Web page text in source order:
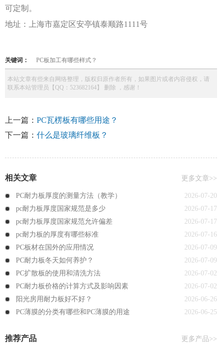
可定制。
地址：上海市嘉定区安亭镇泰顺路1111号
关键词： PC板加工有哪些样式？
本站文章有些来自网络整理，版权归原作者所有，如果图片或者内容侵权，请
联系本站管理员【QQ：523682164】 删除 ，感谢！
上一篇： PC瓦楞板有哪些用途？
下一篇： 什么是玻璃纤维板？
相关文章 更多文章>>
PC耐力板厚度的测量方法（教学）
2026-07-20
pc耐力板厚度国家规范是多少
2026-07-17
pc耐力板厚度国家规范允许偏差
2026-07-17
pc耐力板的厚度有哪些标准
2026-07-16
PC板材在国外的应用情况
2026-07-09
PC耐力板冬天如何养护？
2026-07-09
PC扩散板的使用和清洗方法
2026-07-02
PC耐力板价格的计算方式及影响因素
2026-07-02
阳光房用耐力板好不好？
2026-06-26
PC薄膜的分类有哪些和PC薄膜的用途
2026-06-25
推荐产品 更多产品>>